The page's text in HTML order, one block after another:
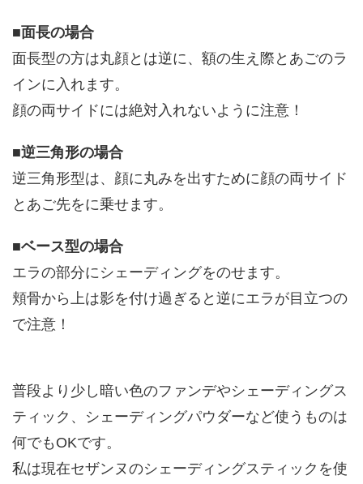
■面長の場合
面長型の方は丸顔とは逆に、額の生え際とあごのラ
インに入れます。
顔の両サイドには絶対入れないように注意！
■逆三角形の場合
逆三角形型は、顔に丸みを出すために顔の両サイド
とあご先をに乗せます。
■ベース型の場合
エラの部分にシェーディングをのせます。
頬骨から上は影を付け過ぎると逆にエラが目立つの
で注意！
普段より少し暗い色のファンデやシェーディングス
ティック、シェーディングパウダーなど使うものは
何でもOKです。
私は現在セザンヌのシェーディングスティックを使